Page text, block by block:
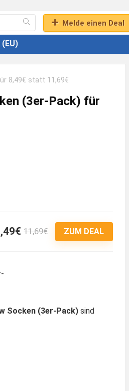
Melde einen Deal
8,49€ statt 11,69€
(3er-Pack) für
11,69€ ZUM DEAL
Socken (3er-Pack) sind